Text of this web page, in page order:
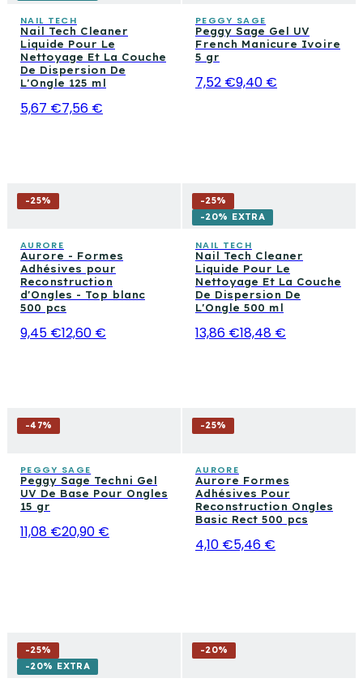
NAIL TECH
Nail Tech Cleaner
Liquide Pour Le
Nettoyage Et La Couche
De Dispersion De
L'Ongle 125 ml
5,67 €7,56 €
PEGGY SAGE
Peggy Sage Gel UV
French Manicure Ivoire
5 gr
7,52 €9,40 €
-25%
AURORE
Aurore - Formes
Adhésives pour
Reconstruction
d'Ongles - Top blanc
500 pcs
9,45 €12,60 €
-25%
-20% EXTRA
NAIL TECH
Nail Tech Cleaner
Liquide Pour Le
Nettoyage Et La Couche
De Dispersion De
L'Ongle 500 ml
13,86 €18,48 €
-47%
PEGGY SAGE
Peggy Sage Techni Gel
UV De Base Pour Ongles
15 gr
11,08 €20,90 €
-25%
AURORE
Aurore Formes
Adhésives Pour
Reconstruction Ongles
Basic Rect 500 pcs
4,10 €5,46 €
-25%
-20% EXTRA
-20%